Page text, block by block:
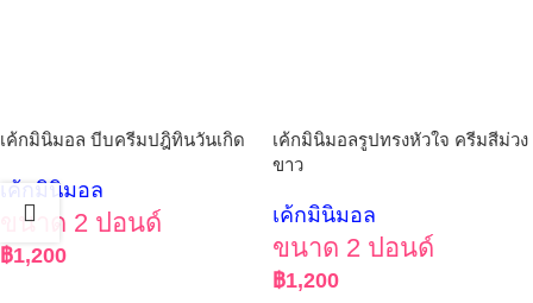
เค้กมินิมอล บีบครีมปฎิทินวันเกิด
เค้กมินิมอล
ขนาด 2 ปอนด์
฿1,200
เค้กมินิมอลรูปทรงหัวใจ ครีมสีม่วง
ขาว
เค้กมินิมอล
ขนาด 2 ปอนด์
฿1,200